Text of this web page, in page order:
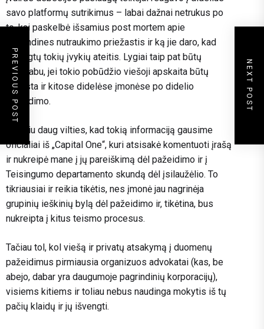
savo platformų sutrikimus – labai dažnai netrukus po
to, kai paskelbė išsamius post mortem apie
pagrindines nutraukimo priežastis ir ką jie daro, kad
išvengtų tokių įvykių ateitis. Lygiai taip pat būtų
nuostabu, jei tokio pobūdžio viešoji apskaita būtų
išplėsta ir kitose didelėse įmonėse po didelio
pažeidimo.
Neturiu daug vilties, kad tokią informaciją gausime
oficialiai iš „Capital One“, kuri atsisakė komentuoti įrašą
ir nukreipė mane į jų pareiškimą dėl pažeidimo ir į
Teisingumo departamento skundą dėl įsilaužėlio. To
tikriausiai ir reikia tikėtis, nes įmonė jau nagrinėja
grupinių ieškinių bylą dėl pažeidimo ir, tikėtina, bus
nukreipta į kitus teismo procesus.
Tačiau tol, kol viešą ir privatų atsakymą į duomenų
pažeidimus pirmiausia organizuos advokatai (kas, be
abejo, dabar yra daugumoje pagrindinių korporacijų),
visiems kitiems ir toliau nebus naudinga mokytis iš tų
pačių klaidų ir jų išvengti.
PREVIOUS POST NEXT POST